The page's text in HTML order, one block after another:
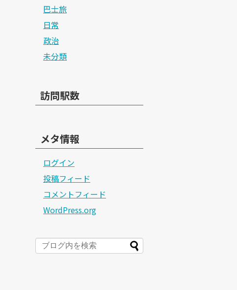
巴士旅
日常
政治
未分類
訪問駅数
メタ情報
ログイン
投稿フィード
コメントフィード
WordPress.org